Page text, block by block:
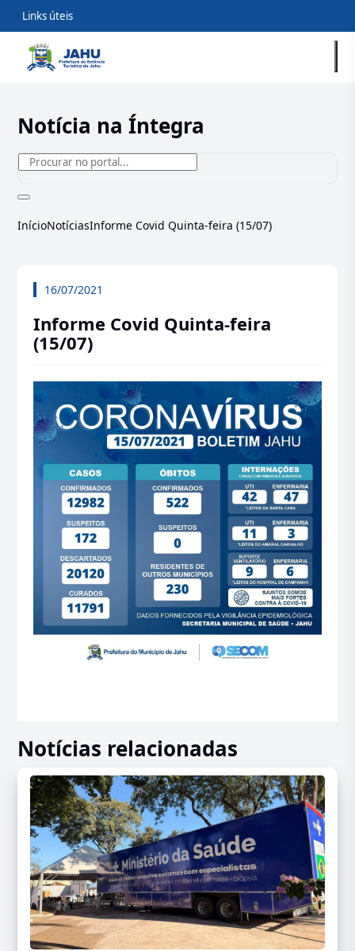
Links úteis
Notícia na Íntegra
InícioNotíciasInforme Covid Quinta-feira (15/07)
16/07/2021
Informe Covid Quinta-feira
(15/07)
Notícias relacionadas